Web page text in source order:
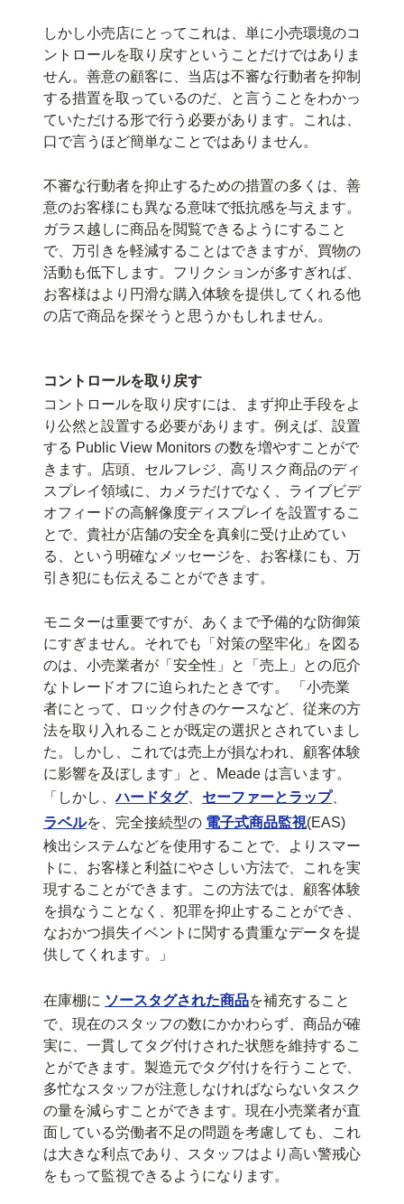
しかし小売店にとってこれは、単に小売環境のコ
ントロールを取り戻すということだけではありま
せん。善意の顧客に、当店は不審な行動者を抑制
する措置を取っているのだ、と言うことをわかっ
ていただける形で行う必要があります。これは、
口で言うほど簡単なことではありません。
不審な行動者を抑止するための措置の多くは、善
意のお客様にも異なる意味で抵抗感を与えます。
ガラス越しに商品を閲覧できるようにすること
で、万引きを軽減することはできますが、買物の
活動も低下します。フリクションが多すぎれば、
お客様はより円滑な購入体験を提供してくれる他
の店で商品を探そうと思うかもしれません。
コントロールを取り戻す
コントロールを取り戻すには、まず抑止手段をよ
り公然と設置する必要があります。例えば、設置
する Public View Monitors の数を増やすことがで
きます。店頭、セルフレジ、高リスク商品のディ
スプレイ領域に、カメラだけでなく、ライブビデ
オフィードの高解像度ディスプレイを設置するこ
とで、貴社が店舗の安全を真剣に受け止めてい
る、という明確なメッセージを、お客様にも、万
引き犯にも伝えることができます。
モニターは重要ですが、あくまで予備的な防御策
にすぎません。それでも「対策の堅牢化」を図る
のは、小売業者が「安全性」と「売上」との厄介
なトレードオフに迫られたときです。 「小売業
者にとって、ロック付きのケースなど、従来の方
法を取り入れることが既定の選択とされていまし
た。しかし、これでは売上が損なわれ、顧客体験
に影響を及ぼします」と、Meade は言います。
「しかし、ハードタグ、 セーファーとラップ、
ラベルを、完全接続型の 電子式商品監視(EAS)
検出システムなどを使用することで、よりスマー
トに、お客様と利益にやさしい方法で、これを実
現することができます。この方法では、顧客体験
を損なうことなく、犯罪を抑止することができ、
なおかつ損失イベントに関する貴重なデータを提
供してくれます。」
在庫棚に ソースタグされた商品を補充すること
で、現在のスタッフの数にかかわらず、商品が確
実に、一貫してタグ付けされた状態を維持するこ
とができます。製造元でタグ付けを行うことで、
多忙なスタッフが注意しなければならないタスク
の量を減らすことができます。現在小売業者が直
面している労働者不足の問題を考慮しても、これ
は大きな利点であり、スタッフはより高い警戒心
をもって監視できるようになります。